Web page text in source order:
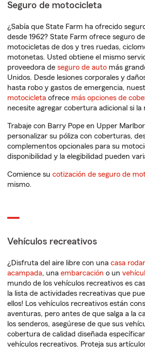
Seguro de motocicleta
¿Sabía que State Farm ha ofrecido
desde 1962? State Farm ofrece seguro
motocicletas de dos y tres ruedas,
motonetas. Usted obtiene el mismo
proveedora de seguro de auto más
Unidos. Desde lesiones corporales y
hasta robo y gastos de emergencia,
motocicleta ofrece más opciones de
necesite agregar cobertura adicional si la
Trabaje con Barry Pope en Upper
personalizar su póliza con coberturas,
complementos opcionales para su
disponibilidad y la elegibilidad pueden
Comience su cotización de seguro de
mismo.
Vehículos recreativos
¿Disfruta del aire libre con una casa
acampada, una embarcación o un
mundo de los vehículos recreativos es
la lista de actividades recreativas que
ellos! Los vehículos recreativos están
aventuras, pero antes de que salga a la
los senderos, asegúrese de que sus
cobertura de calidad diseñada
vehículos recreativos. Proteja sus